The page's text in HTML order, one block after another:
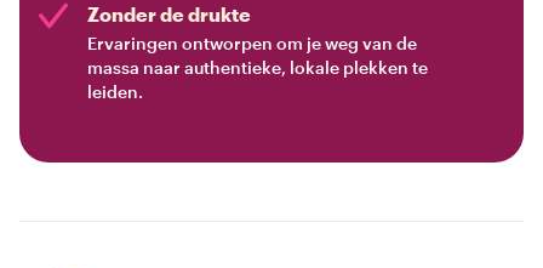
Zonder de drukte
Ervaringen ontworpen om je weg van de
massa naar authentieke, lokale plekken te
leiden.